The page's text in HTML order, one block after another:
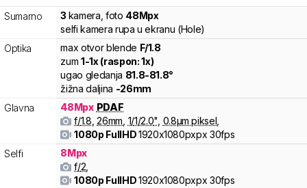
Sumarno 3 kamera foto 48Mpx
selfi kamera rupa u ekranu (Hole)
Optika
max otvor blende F/1.8
zum1-1x (raspon:1x)
ugao gledanja 81.8-81.8°
žižna daljina -26mm
Glavna
48Mpx PDAF
f/1.8 26mm 1/1/2.0" 0.8µm piksel
1080p FullHD1920x1080pxpx30fps
Selfi
8Mpx
f/2
1080p FullHD1920x1080pxpx30fps